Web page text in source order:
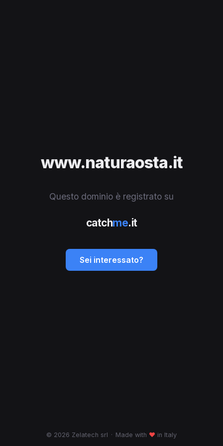
www.naturaosta.it
Questo dominio è registrato su
catchme.it
Sei interessato?
© 2026 Zelatech srl · Made with ♥ in Italy